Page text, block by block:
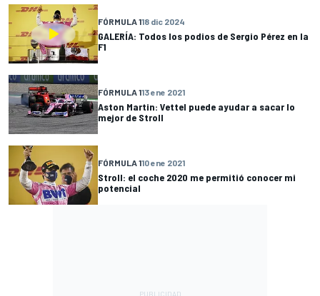
FÓRMULA 118 dic 2024
GALERÍA: Todos los podios de Sergio Pérez en la
F1
FÓRMULA 113 ene 2021
Aston Martin: Vettel puede ayudar a sacar lo
mejor de Stroll
FÓRMULA 110 ene 2021
Stroll: el coche 2020 me permitió conocer mi
potencial